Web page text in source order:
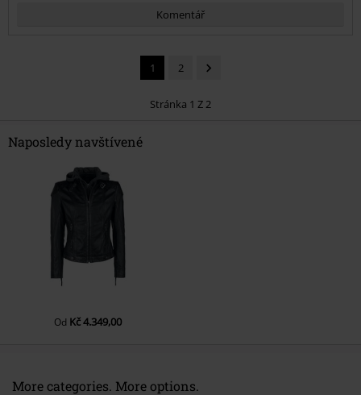
Komentář
Odeslat komentář
1 2
Stránka 1 Z 2
Naposledy navštívené
Od Kč 4.349,00
More categories. More options.